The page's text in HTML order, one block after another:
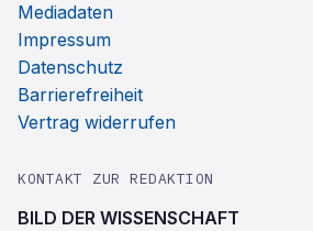
Mediadaten
Impressum
Datenschutz
Barrierefreiheit
Vertrag widerrufen
KONTAKT ZUR REDAKTION
BILD DER WISSENSCHAFT